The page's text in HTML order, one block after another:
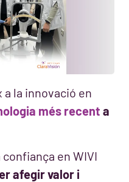
a la innovació en
més recent a
en WIVI
afegir valor i